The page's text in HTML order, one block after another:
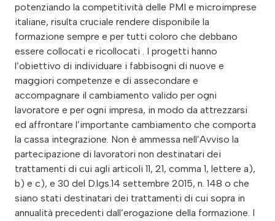
potenziando la competitività delle PMI e microimprese
italiane, risulta cruciale rendere disponibile la
formazione sempre e per tutti coloro che debbano
essere collocati e ricollocati . I progetti hanno
l’obiettivo di individuare i fabbisogni di nuove e
maggiori competenze e di assecondare e
accompagnare il cambiamento valido per ogni
lavoratore e per ogni impresa, in modo da attrezzarsi
ed affrontare l’importante cambiamento che comporta
la cassa integrazione. Non è ammessa nell’Avviso la
partecipazione di lavoratori non destinatari dei
trattamenti di cui agli articoli 11, 21, comma 1, lettere a),
b) e c), e 30 del D.lgs.14 settembre 2015, n. 148 o che
siano stati destinatari dei trattamenti di cui sopra in
annualità precedenti dall’erogazione della formazione. I